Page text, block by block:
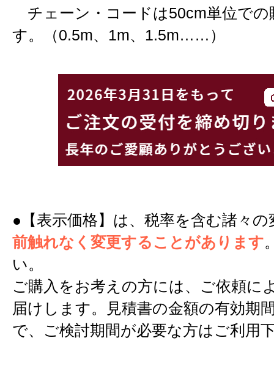
チェーン・コードは50cm単位での
す。（0.5m、1m、1.5m……）
●【表示価格】は、税率を含む諸々
前触れなく変更することがあります
い。
ご購入をお考えの方には、ご依頼に
届けします。見積書の金額の有効期
で、ご検討期間が必要な方はご利用